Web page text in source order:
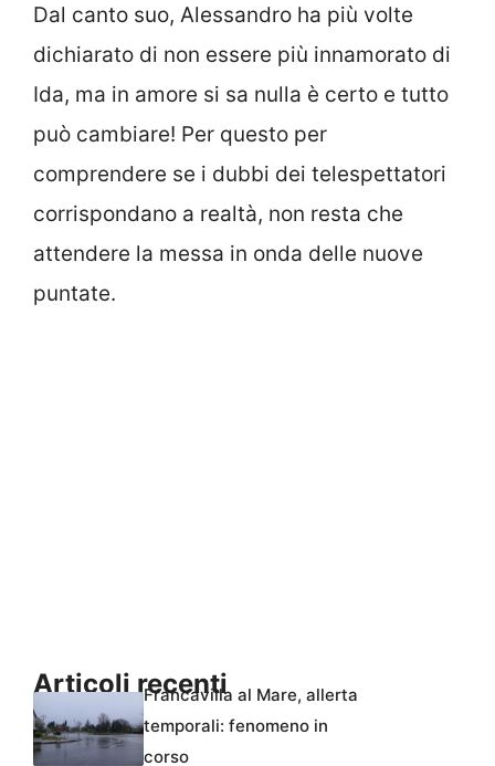
Dal canto suo, Alessandro ha più volte
dichiarato di non essere più innamorato di
Ida, ma in amore si sa nulla è certo e tutto
può cambiare! Per questo per
comprendere se i dubbi dei telespettatori
corrispondano a realtà, non resta che
attendere la messa in onda delle nuove
puntate.
Articoli recentiFrancavilla al Mare, allerta
temporali: fenomeno in
corso